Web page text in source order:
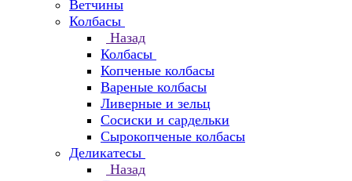
Ветчины
Колбасы
Назад
Колбасы
Копченые колбасы
Вареные колбасы
Ливерные и зельц
Сосиски и сардельки
Сырокопченые колбасы
Деликатесы
Назад